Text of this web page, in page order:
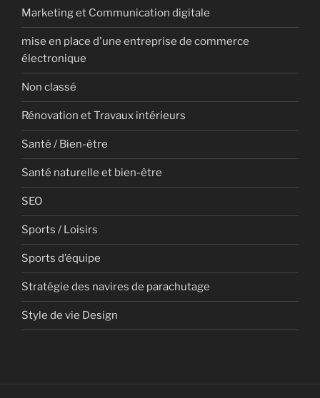
Marketing et Communication digitale
mise en place d'une entreprise de commerce
électronique
Non classé
Rénovation et Travaux intérieurs
Santé / Bien-être
Santé naturelle et bien-être
SEO
Sports / Loisirs
Sports d’équipe
Stratégie des navires de parachutage
Style de vie Design